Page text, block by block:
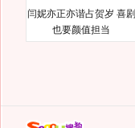
闫妮亦正亦谐占贺岁 喜剧
也要颜值担当